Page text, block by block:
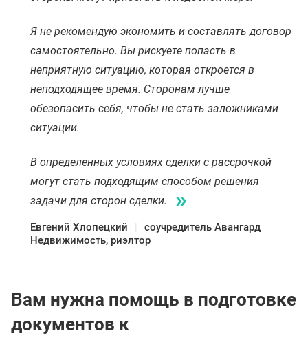
Я не рекомендую экономить и составлять договор
самостоятельно. Вы рискуете попасть в
неприятную ситуацию, которая откроется в
неподходящее время. Сторонам лучше
обезопасить себя, чтобы не стать заложниками
ситуации.
В определенных условиях сделки с рассрочкой
могут стать подходящим способом решения
задачи для сторон сделки.
Евгений Хлопецкий |
соучредитель Авангард
Недвижимость, риэлтор
Вам нужна помощь в подготовке
документов к